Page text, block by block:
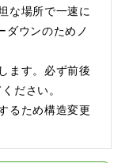
な場所で一速に
ダウンのためノ
ます。必ず前後
ださい。
るため構造変更